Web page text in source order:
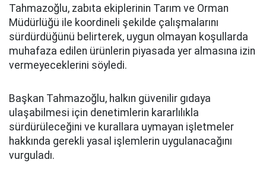
Tahmazoğlu, zabıta ekiplerinin Tarım ve Orman
Müdürlüğü ile koordineli şekilde çalışmalarını
sürdürdüğünü belirterek, uygun olmayan koşullarda
muhafaza edilen ürünlerin piyasada yer almasına izin
vermeyeceklerini söyledi.
Başkan Tahmazoğlu, halkın güvenilir gıdaya
ulaşabilmesi için denetimlerin kararlılıkla
sürdürüleceğini ve kurallara uymayan işletmeler
hakkında gerekli yasal işlemlerin uygulanacağını
vurguladı.